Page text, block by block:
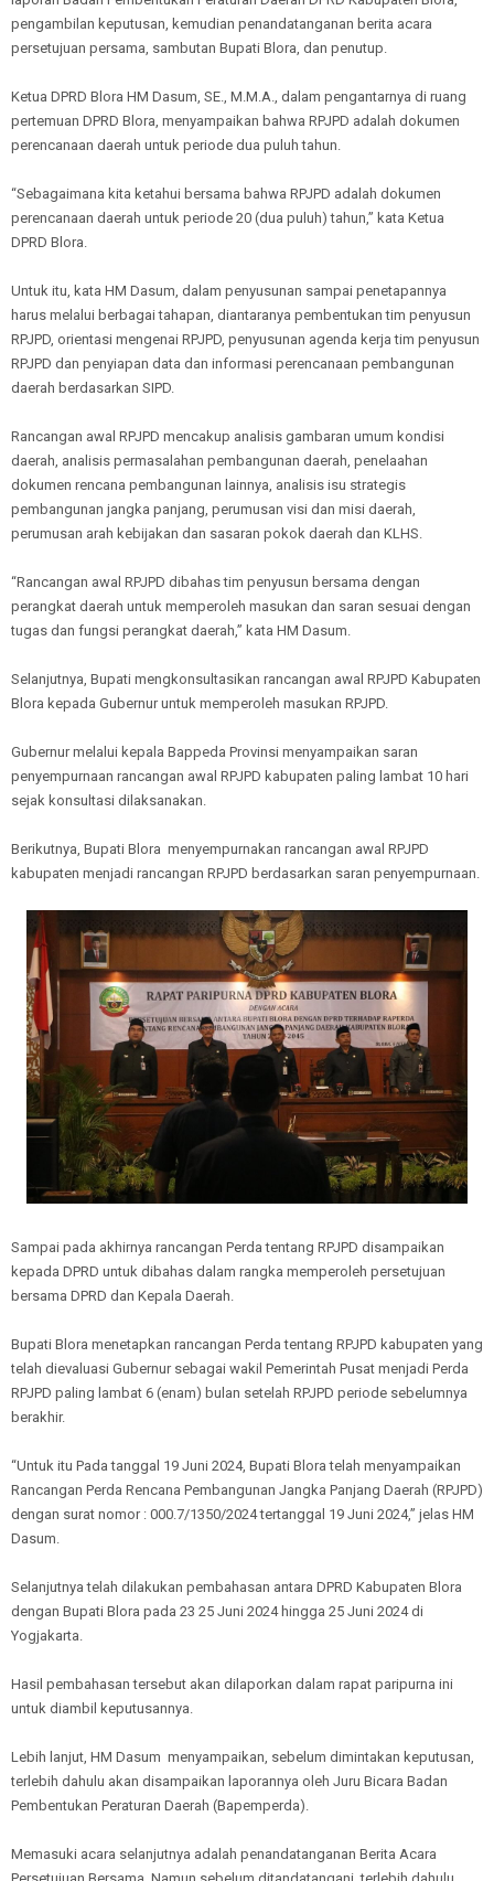
pengambilan keputusan, kemudian penandatanganan berita acara
persetujuan persama, sambutan Bupati Blora, dan penutup.
Ketua DPRD Blora HM Dasum, SE., M.M.A., dalam pengantarnya di ruang
pertemuan DPRD Blora, menyampaikan bahwa RPJPD adalah dokumen
perencanaan daerah untuk periode dua puluh tahun.
“Sebagaimana kita ketahui bersama bahwa RPJPD adalah dokumen
perencanaan daerah untuk periode 20 (dua puluh) tahun,” kata Ketua
DPRD Blora.
Untuk itu, kata HM Dasum, dalam penyusunan sampai penetapannya
harus melalui berbagai tahapan, diantaranya pembentukan tim penyusun
RPJPD, orientasi mengenai RPJPD, penyusunan agenda kerja tim penyusun
RPJPD dan penyiapan data dan informasi perencanaan pembangunan
daerah berdasarkan SIPD.
Rancangan awal RPJPD mencakup analisis gambaran umum kondisi
daerah, analisis permasalahan pembangunan daerah, penelaahan
dokumen rencana pembangunan lainnya, analisis isu strategis
pembangunan jangka panjang, perumusan visi dan misi daerah,
perumusan arah kebijakan dan sasaran pokok daerah dan KLHS.
“Rancangan awal RPJPD dibahas tim penyusun bersama dengan
perangkat daerah untuk memperoleh masukan dan saran sesuai dengan
tugas dan fungsi perangkat daerah,” kata HM Dasum.
Selanjutnya, Bupati mengkonsultasikan rancangan awal RPJPD Kabupaten
Blora kepada Gubernur untuk memperoleh masukan RPJPD.
Gubernur melalui kepala Bappeda Provinsi menyampaikan saran
penyempurnaan rancangan awal RPJPD kabupaten paling lambat 10 hari
sejak konsultasi dilaksanakan.
Berikutnya, Bupati Blora menyempurnakan rancangan awal RPJPD
kabupaten menjadi rancangan RPJPD berdasarkan saran penyempurnaan.
Sampai pada akhirnya rancangan Perda tentang RPJPD disampaikan
kepada DPRD untuk dibahas dalam rangka memperoleh persetujuan
bersama DPRD dan Kepala Daerah.
Bupati Blora menetapkan rancangan Perda tentang RPJPD kabupaten yang
telah dievaluasi Gubernur sebagai wakil Pemerintah Pusat menjadi Perda
RPJPD paling lambat 6 (enam) bulan setelah RPJPD periode sebelumnya
berakhir.
“Untuk itu Pada tanggal 19 Juni 2024, Bupati Blora telah menyampaikan
Rancangan Perda Rencana Pembangunan Jangka Panjang Daerah (RPJPD)
dengan surat nomor : 000.7/1350/2024 tertanggal 19 Juni 2024,” jelas HM
Dasum.
Selanjutnya telah dilakukan pembahasan antara DPRD Kabupaten Blora
dengan Bupati Blora pada 23 25 Juni 2024 hingga 25 Juni 2024 di
Yogjakarta.
Hasil pembahasan tersebut akan dilaporkan dalam rapat paripurna ini
untuk diambil keputusannya.
Lebih lanjut, HM Dasum menyampaikan, sebelum dimintakan keputusan,
terlebih dahulu akan disampaikan laporannya oleh Juru Bicara Badan
Pembentukan Peraturan Daerah (Bapemperda).
Memasuki acara selanjutnya adalah penandatanganan Berita Acara